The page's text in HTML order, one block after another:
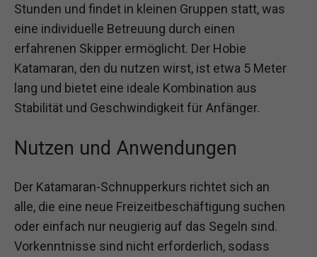
Stunden und findet in kleinen Gruppen statt, was
eine individuelle Betreuung durch einen
erfahrenen Skipper ermöglicht. Der Hobie
Katamaran, den du nutzen wirst, ist etwa 5 Meter
lang und bietet eine ideale Kombination aus
Stabilität und Geschwindigkeit für Anfänger.
Nutzen und Anwendungen
Der Katamaran-Schnupperkurs richtet sich an
alle, die eine neue Freizeitbeschäftigung suchen
oder einfach nur neugierig auf das Segeln sind.
Vorkenntnisse sind nicht erforderlich, sodass